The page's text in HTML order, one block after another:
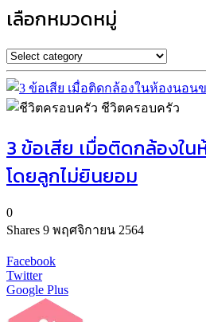
เลือกหมวดหมู่
ชีวิตครอบครัว
3 ข้อเสีย เมื่อติดกล้องใ
โดยลูกไม่ยินยอม
0
Shares 9 พฤศจิกายน 2564
Facebook
Twitter
Google Plus